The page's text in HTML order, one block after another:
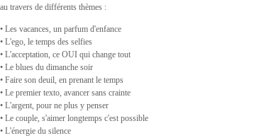
au travers de différents thèmes :
• Les vacances, un parfum d'enfance
• L'ego, le temps des selfies
• L'acceptation, ce OUI qui change tout
• Le blues du dimanche soir
• Faire son deuil, en prenant le temps
• Le premier texto, avancer sans crainte
• L'argent, pour ne plus y penser
• Le couple, s'aimer longtemps c'est possible
• L'énergie du silence